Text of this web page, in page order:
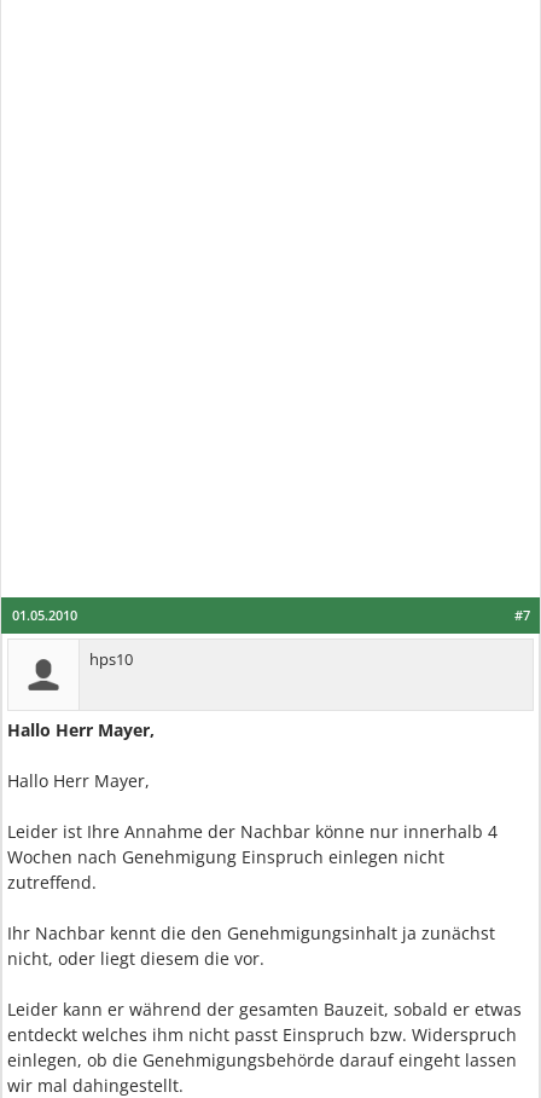
#7
01.05.2010
hps10
Hallo Herr Mayer,
Hallo Herr Mayer,
Leider ist Ihre Annahme der Nachbar könne nur innerhalb 4
Wochen nach Genehmigung Einspruch einlegen nicht
zutreffend.
Ihr Nachbar kennt die den Genehmigungsinhalt ja zunächst
nicht, oder liegt diesem die vor.
Leider kann er während der gesamten Bauzeit, sobald er etwas
entdeckt welches ihm nicht passt Einspruch bzw. Widerspruch
einlegen, ob die Genehmigungsbehörde darauf eingeht lassen
wir mal dahingestellt.